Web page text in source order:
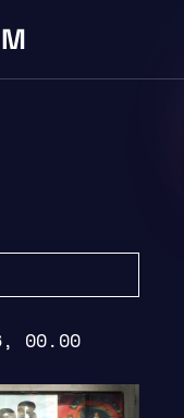
00.00